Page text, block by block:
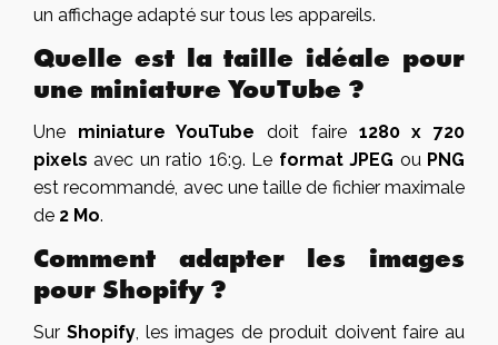
un affichage adapté sur tous les appareils.
Quelle est la taille idéale pour
une miniature YouTube ?
Une miniature YouTube doit faire 1280 x 720
pixels avec un ratio 16:9. Le format JPEG ou PNG
est recommandé, avec une taille de fichier maximale
de 2 Mo.
Comment adapter les images
pour Shopify ?
Sur Shopify, les images de produit doivent faire au